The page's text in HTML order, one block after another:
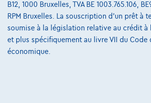
223 i x Drive M sport Harman/Kardon panodak
01/2023
32.184 km Essence
Automatique
160 kW ( 218 CV )
€31.900
B12, 1000 Bruxelles, TVA BE 1003.765.106,
RPM Bruxelles. La souscription d'un prêt à
soumise à la législation relative au crédit à
et plus spécifiquement au livre VII du Code
économique.